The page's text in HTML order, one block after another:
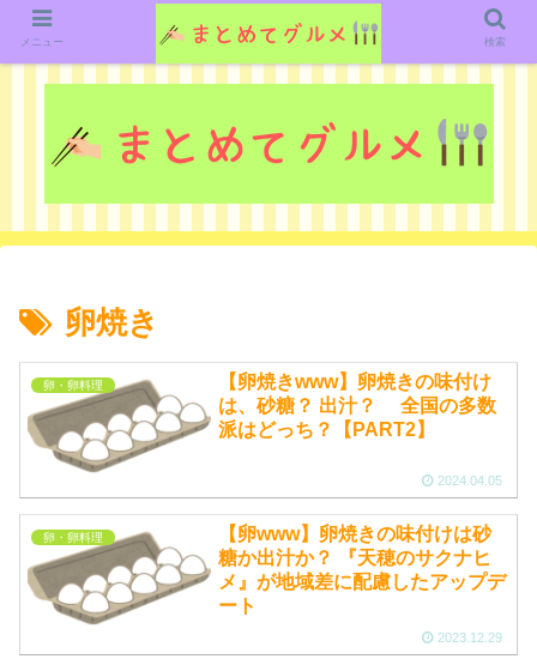
グルメ関連のいろいろなニューススレッドを紹介していきます。（鋭意作成中で
す）
卵焼き
卵・卵料理
【卵焼きwww】卵焼きの味付け
は、砂糖？ 出汁？ 全国の多数
派はどっち？【PART2】
2024.04.05
卵・卵料理
【卵www】卵焼きの味付けは砂
糖か出汁か？ 『天穂のサクナヒ
メ』が地域差に配慮したアップデ
ート
2023.12.29
メニュー 検索